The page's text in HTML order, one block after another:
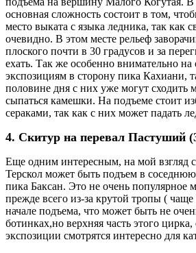
основная сложность состоит в том,
место выката с языка ледника, так как
очевидно. В этом месте рельеф
плоского почти в 30 градусов и за
ехать. Так же особенно внимательно
экспозициям в сторону пика Кахиани,
половине дня с них уже могут сходить
сыпаться камешки. На подъеме стоит
сераками, так как с них может падать
4. Скитур на перевал Пастуший
Еще одним интересным, на мой взгляд
Терскол может быть подъем в
пика Баксан. Это не очень популярное
прежде всего из-за крутой тропы ( чаще
начале подъема, что может быть не
ботинках,но верхняя часть этого
экспозиции смотрятся интересно для